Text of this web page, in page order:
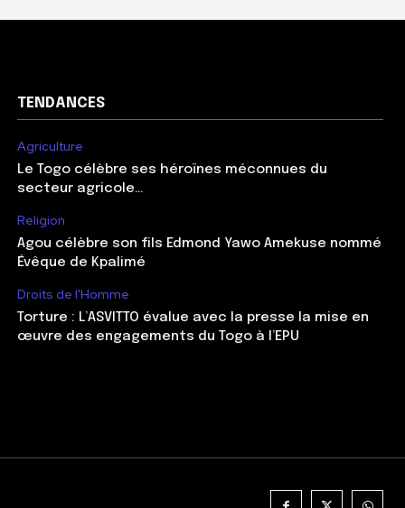
TENDANCES
Agriculture
Le Togo célèbre ses héroïnes méconnues du
secteur agricole…
Religion
Agou célèbre son fils Edmond Yawo Amekuse nommé
Évêque de Kpalimé
Droits de l'Homme
Torture : L’ASVITTO évalue avec la presse la mise en
œuvre des engagements du Togo à l’EPU